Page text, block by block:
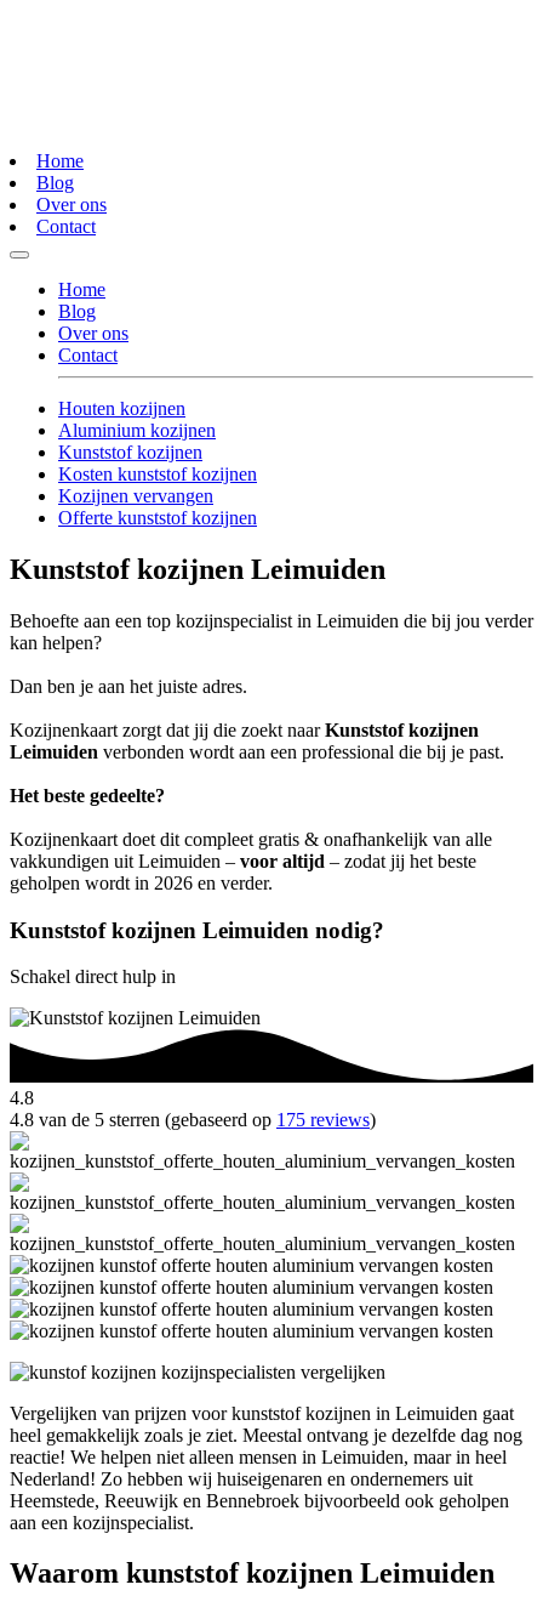
Home
Blog
Over ons
Contact
Home
Blog
Over ons
Contact
Houten kozijnen
Aluminium kozijnen
Kunststof kozijnen
Kosten kunststof kozijnen
Kozijnen vervangen
Offerte kunststof kozijnen
Kunststof kozijnen Leimuiden
Behoefte aan een top kozijnspecialist in Leimuiden die bij jou verder
kan helpen?
Dan ben je aan het juiste adres.
Kozijnenkaart zorgt dat jij die zoekt naarKunststof kozijnen
Leimuiden verbonden wordt aan een professional die bij je past.
Het beste gedeelte?
Kozijnenkaart doet dit compleet gratis & onafhankelijk van alle
vakkundigen uit Leimuiden – voor altijd – zodat jij het beste
geholpen wordt in 2026 en verder.
Kunststof kozijnen Leimuiden nodig?
Schakel direct hulp in
4.8
4.8 van de 5 sterren (gebaseerd op 175 reviews)
Vergelijken van prijzen voor kunststof kozijnen in Leimuiden gaat
heel gemakkelijk zoals je ziet. Meestal ontvang je dezelfde dag nog
reactie! We helpen niet alleen mensen in Leimuiden, maar in heel
Nederland! Zo hebben wij huiseigenaren en ondernemers uit
Heemstede, Reeuwijk en Bennebroek bijvoorbeeld ook geholpen
aan een kozijnspecialist.
Waarom kunststof kozijnen Leimuiden